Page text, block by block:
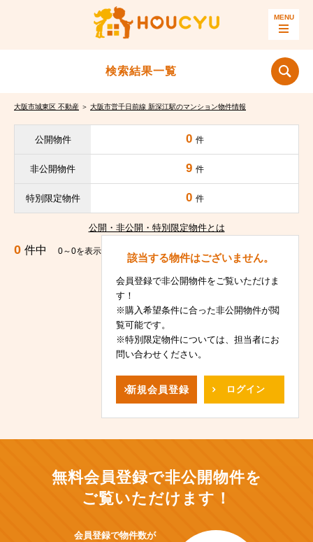
検索結果一覧
大阪市城東区 不動産 ＞ 大阪市営千日前線 新深江駅のマンション物件情報
公開物件 0 件
非公開物件 9 件
特別限定物件 0 件
公開・非公開・特別限定物件とは
0 件中 0～0を表示
該当する物件はございません。
会員登録で非公開物件をご覧いただけま
す！
※購入希望条件に合った非公開物件が閲
覧可能です。
※特別限定物件については、担当者にお
問い合わせください。
新規会員登録 ログイン
無料会員登録で非公開物件を
ご覧いただけます！
会員登録で物件数が